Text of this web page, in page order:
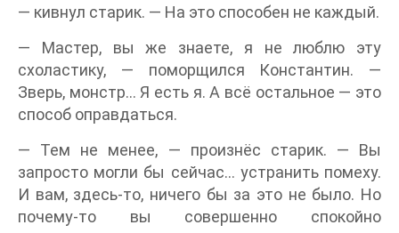
— кивнул старик. — На это способен не каждый.
— Мастер, вы же знаете, я не люблю эту
схоластику, — поморщился Константин. —
Зверь, монстр… Я есть я. А всё остальное — это
способ оправдаться.
— Тем не менее, — произнёс старик. — Вы
запросто могли бы сейчас… устранить помеху.
И вам, здесь-то, ничего бы за это не было. Но
почему-то вы совершенно спокойно